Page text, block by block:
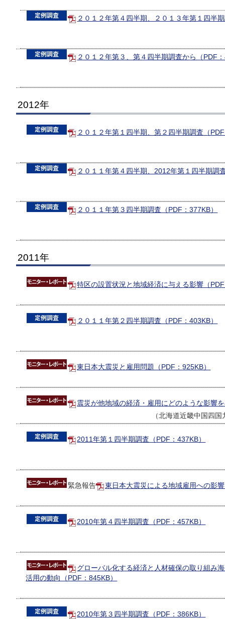
２０１２年第４四半期、２０１３年第１四半
２０１２年第３、第４四半期調査から（PDF
2012年
２０１２年第１四半期、第２四半期調査（
２０１１年第４四半期、2012年第１四半期調
２０１１年第３四半期調査（PDF：377KB）
2011年
特区の設置状況と地域経済に与える影響（
２０１１年第２四半期調査（PDF：403KB）
東日本大震災と雇用問題（PDF：925KB）
震災が他地域の経済・雇用にどのような影響
（北海道近畿中国四
2011年第１四半期調査（PDF：437KB）
緊急報告 東日本大震災による地域雇用への影
2010年第４四半期調査（PDF：457KB）
グローバル化する経済と人材確保の取り組み
活用の動向（PDF：845KB）
2010年第３四半期調査（PDF：386KB）